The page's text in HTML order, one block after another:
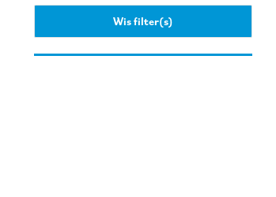
Wis filter(s)